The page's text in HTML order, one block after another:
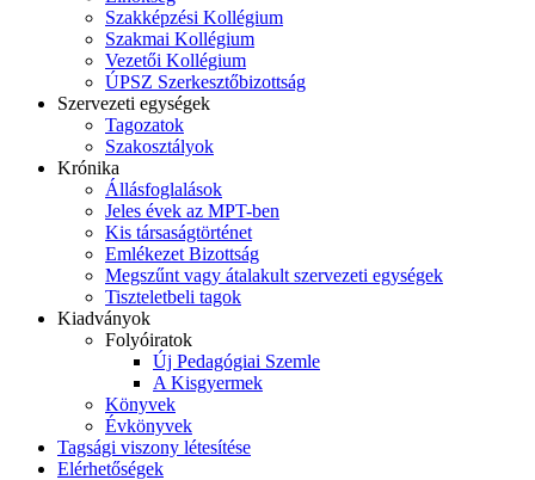
Szakképzési Kollégium
Szakmai Kollégium
Vezetői Kollégium
ÚPSZ Szerkesztőbizottság
Szervezeti egységek
Tagozatok
Szakosztályok
Krónika
Állásfoglalások
Jeles évek az MPT-ben
Kis társaságtörténet
Emlékezet Bizottság
Megszűnt vagy átalakult szervezeti egységek
Tiszteletbeli tagok
Kiadványok
Folyóiratok
Új Pedagógiai Szemle
A Kisgyermek
Könyvek
Évkönyvek
Tagsági viszony létesítése
Elérhetőségek